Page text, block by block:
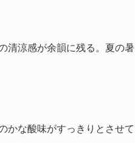
清涼感が余韻に残る。夏の暑
かな酸味がすっきりとさせて